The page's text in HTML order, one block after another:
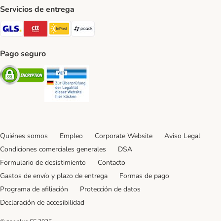
Servicios de entrega
GLS Shipping Method
CTTExpress Shipping Method
InPost Shipping Method
Pago seguro
Security
Quiénes somos Empleo Corporate Website
Aviso Legal
Condiciones comerciales generales
DSA
Formulario de desistimiento
Contacto
Gastos de envío y plazo de entrega
Formas de pago
Programa de afiliación
Protección de datos
Declaración de accesibilidad